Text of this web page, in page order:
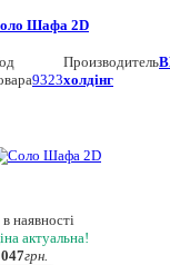
Шафа 2D
9323
Производитель
холдінг
наявності
актуальна!
грн.